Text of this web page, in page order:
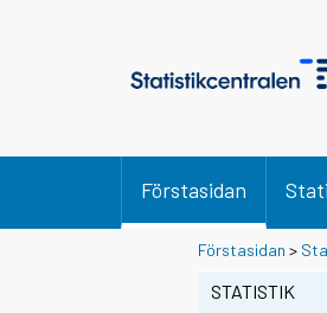
Förstasidan
Förstasidan >
STATISTIK